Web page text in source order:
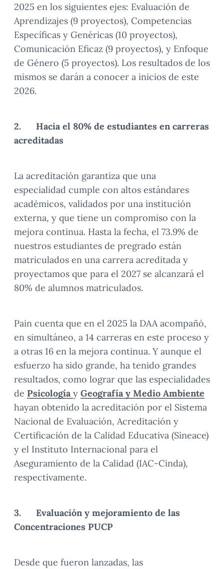
2025 en los siguientes ejes: Evaluación de
Aprendizajes (9 proyectos), Competencias
Específicas y Genéricas (10 proyectos),
Comunicación Eficaz (9 proyectos), y Enfoque
de Género (5 proyectos). Los resultados de los
mismos se darán a conocer a inicios de este
2026.
2.
Hacia el 80% de estudiantes en carreras
acreditadas
La acreditación garantiza que una
especialidad cumple con altos estándares
académicos, validados por una institución
externa, y que tiene un compromiso con la
mejora continua. Hasta la fecha, el 73.9% de
nuestros estudiantes de pregrado están
matriculados en una carrera acreditada y
proyectamos que para el 2027 se alcanzará el
80% de alumnos matriculados.
Pain cuenta que en el 2025 la DAA acompañó,
en simultáneo, a 14 carreras en este proceso y
a otras 16 en la mejora continua. Y aunque el
esfuerzo ha sido grande, ha tenido grandes
resultados, como lograr que las especialidades
de Psicologíay Geografía y Medio Ambiente
hayan obtenido la acreditación por el Sistema
Nacional de Evaluación, Acreditación y
Certificación de la Calidad Educativa (Sineace)
y el Instituto Internacional para el
Aseguramiento de la Calidad (IAC-Cinda),
respectivamente.
3.
Evaluación y mejoramiento de las
Concentraciones PUCP
Desde que fueron lanzadas, las